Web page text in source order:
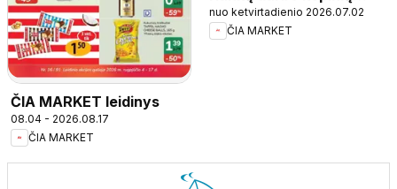
ČIA MARKET leidinys
08.04 - 2026.08.17
ČIA MARKET
katalogas
nuo ketvirtadienio 2026.07.02
ČIA MARKET